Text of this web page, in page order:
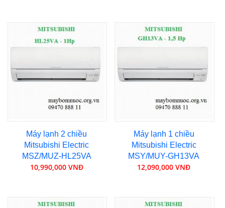
Máy lạnh 2 chiều
Mitsubishi Electric
MSZ/MUZ-HL25VA
10,990,000 VNĐ
Máy lạnh 1 chiều
Mitsubishi Electric
MSY/MUY-GH13VA
12,090,000 VNĐ